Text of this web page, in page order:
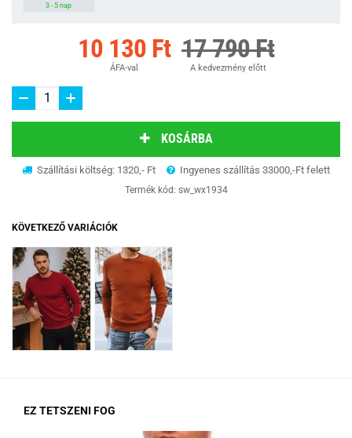
3 - 5 nap
10 130 Ft
ÁFA-val
17 790 Ft
A kedvezmény előtt
KOSÁRBA
Szállítási költség: 1320,- Ft Ingyenes szállítás 33000,-Ft felett
Termék kód: sw_wx1934
KÖVETKEZŐ VARIÁCIÓK
EZ TETSZENI FOG